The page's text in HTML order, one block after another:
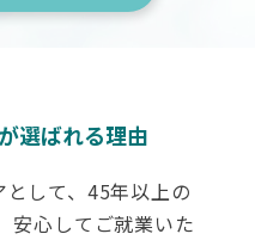
選ばれる理由
して、45年以上の
安心してご就業いた